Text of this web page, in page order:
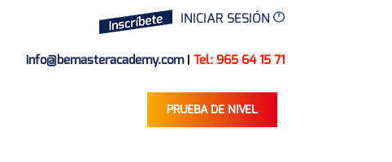
INICIAR SESIÓN
info@bemasteracademy.com| Tel: 965 64 15 71
PRUEBA DE NIVEL